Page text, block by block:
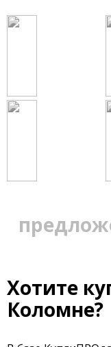
Хотите
Коломне?